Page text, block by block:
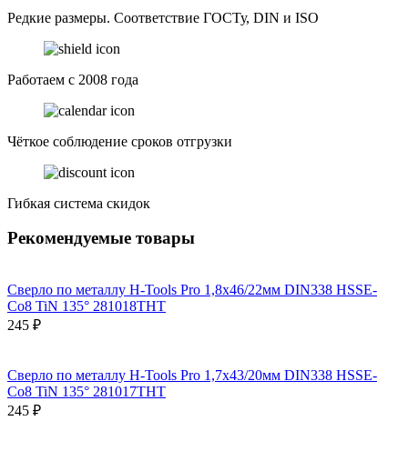
Редкие размеры. Соответствие ГОСТу, DIN и ISO
Работаем с 2008 года
Чёткое соблюдение сроков отгрузки
Гибкая система скидок
Рекомендуемые товары
Сверло по металлу H-Tools Pro 1,8x46/22мм DIN338 HSSE-
Co8 TiN 135° 281018THT
245 ₽
Сверло по металлу H-Tools Pro 1,7x43/20мм DIN338 HSSE-
Co8 TiN 135° 281017THT
245 ₽